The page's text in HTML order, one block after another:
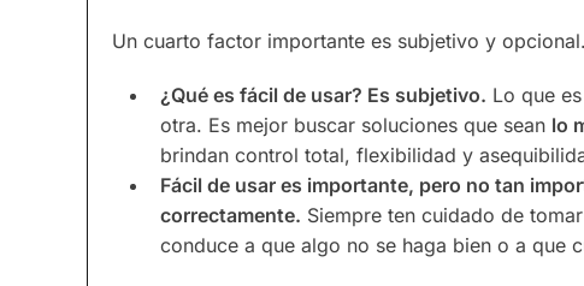
Un cuarto factor importante es subjetivo y opcional.
¿Qué es fácil de usar? Es subjetivo. Lo que
otra. Es mejor buscar soluciones que sean lo
brindan control total, flexibilidad y
Fácil de usar es importante, pero no tan
correctamente. Siempre ten cuidado de
conduce a que algo no se haga bien o a que